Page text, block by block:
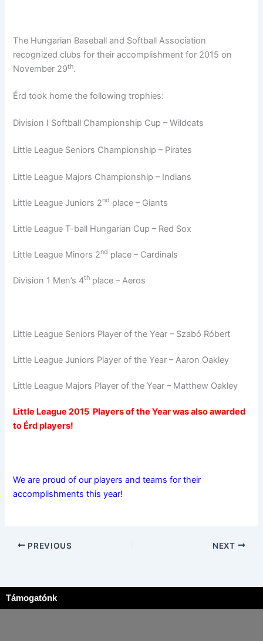
The Hungarian Baseball and Softball Association
recognized clubs for their accomplishment for 2015 on
November 29th.
Érd took home the following trophies:
Division I Softball Championship Cup – Wildcats
Little League Seniors Championship – Pirates
Little League Majors Championship – Indians
Little League Juniors 2nd place – Giants
Little League T-ball Hungarian Cup – Red Sox
Little League Minors 2nd place – Cardinals
Division 1 Men’s 4th place – Aeros
Little League Seniors Player of the Year – Szabó Róbert
Little League Juniors Player of the Year – Aaron Oakley
Little League Majors Player of the Year – Matthew Oakley
Little League 2015 Players of the Year was also awarded
to Érd players!
We are proud of our players and teams for their
accomplishments this year!
PREVIOUS NEXT
Támogatónk